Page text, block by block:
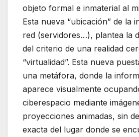
objeto formal e inmaterial al
Esta nueva “ubicación” de la
red (servidores…), plantea la
del criterio de una realidad
“virtualidad”. Esta nueva
una metáfora, donde la
aparece visualmente
ciberespacio mediante
proyecciones animadas, sin
exacta del lugar donde se